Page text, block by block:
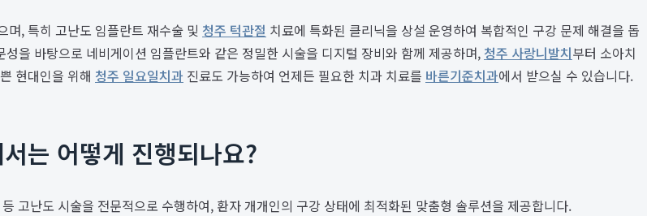
며, 특히 고난도 임플란트 재수술 및 청주 턱관절 치료에 특화된 클리닉을 상설 운영하여 복합적인 구강 문제 해결을 돕
을 바탕으로 네비게이션 임플란트와 같은 정밀한 시술을 디지털 장비와 함께 제공하며, 청주 사랑니발치부터 소아치
현대인을 위해 청주 일요일치과 진료도 가능하여 언제든 필요한 치과 치료를 바른기준치과에서 받으실 수 있습니다.
는 어떻게 진행되나요?
고난도 시술을 전문적으로 수행하여, 환자 개개인의 구강 상태에 최적화된 맞춤형 솔루션을 제공합니다.